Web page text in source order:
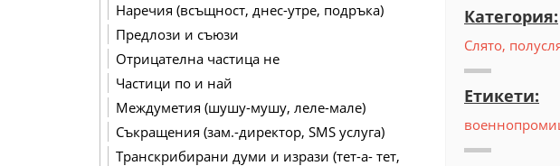
Наречия (всъщност, днес-утре, подръка)
Предлози и съюзи
Отрицателна частица не
Частици по и най
Междуметия (шушу-мушу, леле-мале)
Съкращения (зам.-директор, SMS услуга)
Транскрибирани думи и изрази (тет-а- тет,
Категория:
Слято,
Етикети: